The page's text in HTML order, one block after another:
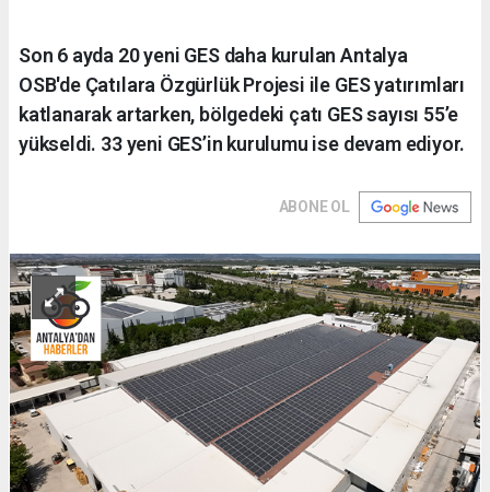
Son 6 ayda 20 yeni GES daha kurulan Antalya
OSB'de Çatılara Özgürlük Projesi ile GES yatırımları
katlanarak artarken, bölgedeki çatı GES sayısı 55’e
yükseldi. 33 yeni GES’in kurulumu ise devam ediyor.
ABONE OL